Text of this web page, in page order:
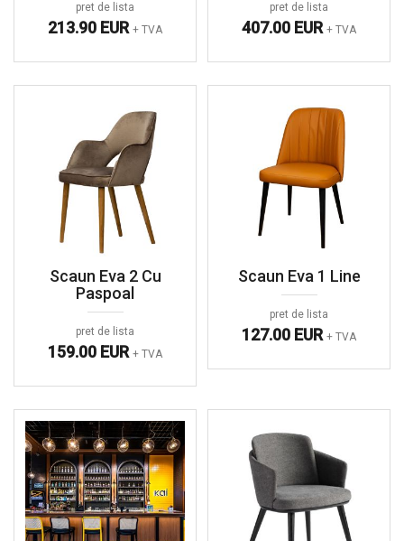
pret de lista
213.90 EUR + TVA
pret de lista
407.00 EUR + TVA
Scaun Eva 2 Cu
Paspoal
pret de lista
159.00 EUR + TVA
Scaun Eva 1 Line
pret de lista
127.00 EUR + TVA